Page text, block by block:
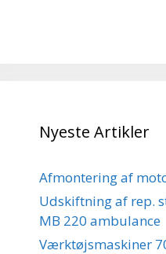
Nyeste Artikler
Afmontering af
Udskiftning af rep.
MB 220 ambulance
Værktøjsmaskiner